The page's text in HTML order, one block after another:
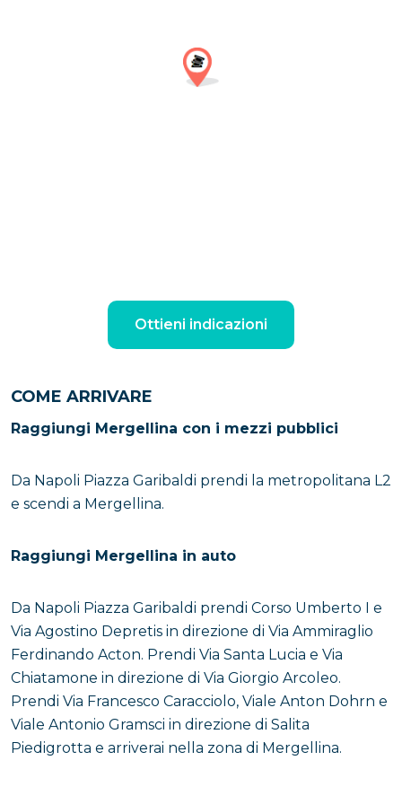
si trova di fronte alla terrazza di Posillipo. dove poter
ammirare un panorama davvero mozzafiato tra
presepe di Giovanni da Nola, scultore e architetto
Al termine del Lungomare Caracciolo, troviamo la
monumentali di Napoli, voluta dal viceré Emanuele
Zunica y Fonseca conte di Monterey nel 1635.
trovano famosi chalet e bar, meta serale preferita dai
Carlo Fanzago, fu inizialmente collocata in Via
Cesario Console e poi trasferita a Mergellina nel 1939.
La fontana è composta da una base in piperno, su cui
poggia un basamento in marmo con tre vasche.
Nella vasca centrale vi sono due mostri marini da cui
sgorga l’acqua. Al centro troviamo la scultura di
Ottieni indicazioni
COME ARRIVARE
Raggiungi Mergellina con i mezzi pubblici
Da Napoli Piazza Garibaldi prendi la metropolitana L2
e scendi a Mergellina.
Raggiungi Mergellina in auto
Da Napoli Piazza Garibaldi prendi Corso Umberto I e
Via Agostino Depretis in direzione di Via Ammiraglio
Ferdinando Acton. Prendi Via Santa Lucia e Via
Chiatamone in direzione di Via Giorgio Arcoleo.
Prendi Via Francesco Caracciolo, Viale Anton Dohrn e
Viale Antonio Gramsci in direzione di Salita
Piedigrotta e arriverai nella zona di Mergellina.